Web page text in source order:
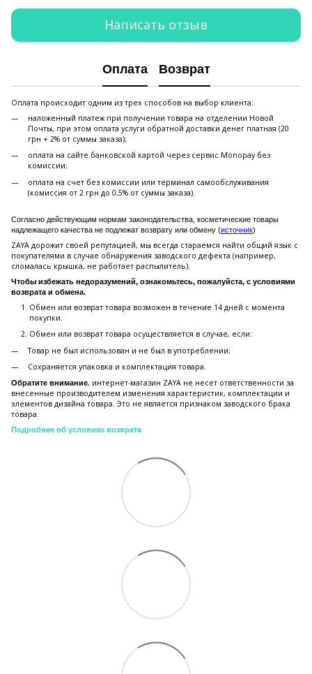
Написать отзыв
Оплата Возврат
Оплата происходит одним из трех способов на выбор клиента:
наложенный платеж при получении товара на отделении Новой
Почты, при этом оплата услуги обратной доставки денег платная (20
грн + 2% от суммы заказа);
оплата на сайте банковской картой через сервис Monopay без
комиссии;
оплата на счет без комиссии или терминал самообслуживания
(комиссия от 2 грн до 0,5% от суммы заказа).
Согласно действующим нормам законодательства, косметические товары
надлежащего качества не подлежат возврату или обмену (источник)
ZAYA дорожит своей репутацией, мы всегда стараемся найти общий язык с
покупателями в случае обнаружения заводского дефекта (например,
сломалась крышка, не работает распылитель).
Чтобы избежать недоразумений, ознакомьтесь, пожалуйста, с условиями
возврата и обмена.
Обмен или возврат товара возможен в течение 14 дней с момента
покупки.
Обмен или возврат товара осуществляется в случае, если:
Товар не был использован и не был в употреблении;
Сохраняется упаковка и комплектация товара.
Обратите внимание, интернет-магазин ZAYA не несет ответственности за
внесенные производителем изменения характеристик, комплектации и
элементов дизайна товара. Это не является признаком заводского брака
товара.
Подробнее об условиях возврата